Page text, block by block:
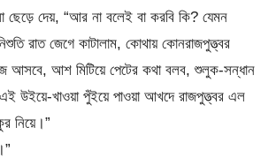
ছেড়ে দেয়, “আর না বলেই বা করবি কি? যেমন
রাত জেগে কাটালাম, কোথায় কোনরাজপুত্ত্বর
আসবে, আশ মিটিয়ে পেটের কথা বলব, শুলুক-সন্ধান
উইয়ে-খাওয়া পুঁইয়ে পাওয়া আখদে রাজপুত্ত্বর এল
নিয়ে।”